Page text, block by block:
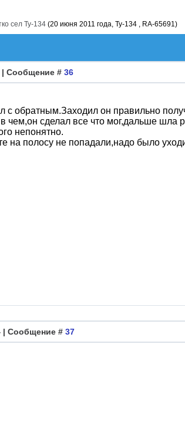
сел Ту-134 (20 июня 2011 года, Ту-134 , RA-65691)
| Сообщение # 36
с обратным.Заходил он правильно
чем,он сделал все что мог,дальше шла
непонятно.
на полосу не попадали,надо было
| Сообщение # 37